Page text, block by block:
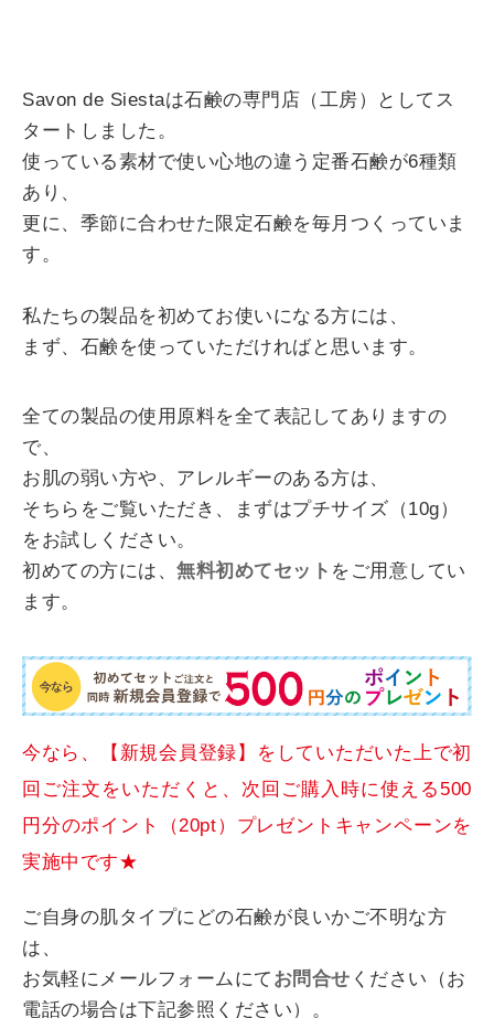
Savon de Siestaは石鹸の専門店（工房）としてス
タートしました。
使っている素材で使い心地の違う定番石鹸が6種類
あり、
更に、季節に合わせた限定石鹸を毎月つくっていま
す。
私たちの製品を初めてお使いになる方には、
まず、石鹸を使っていただければと思います。
全ての製品の使用原料を全て表記してありますの
で、
お肌の弱い方や、アレルギーのある方は、
そちらをご覧いただき、まずはプチサイズ（10g）
をお試しください。
初めての方には、無料初めてセット をご用意してい
ます。
今なら、【新規会員登録】をしていただいた上で初
回ご注文をいただくと、次回ご購入時に使える500
円分のポイント（20pt）プレゼントキャンペーンを
実施中です★
ご自身の肌タイプにどの石鹸が良いかご不明な方
は、
お気軽にメールフォームにて お問合せ ください（お
電話の場合は下記参照ください）。